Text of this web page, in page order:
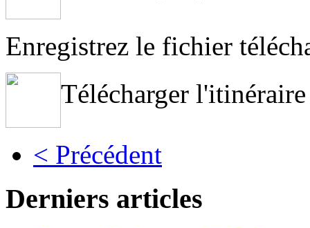
Enregistrez le fichier
Télécharger
< Précédent
Derniers articles